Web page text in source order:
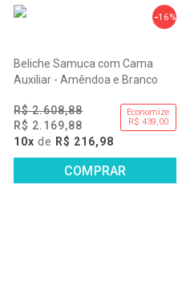
16%
Beliche Samuca com Cama
Auxiliar - Amêndoa e Branco
R$ 2.608,88
R$ 2.169,88
Economize
R$ 439,00
10x de R$ 216,98
COMPRAR